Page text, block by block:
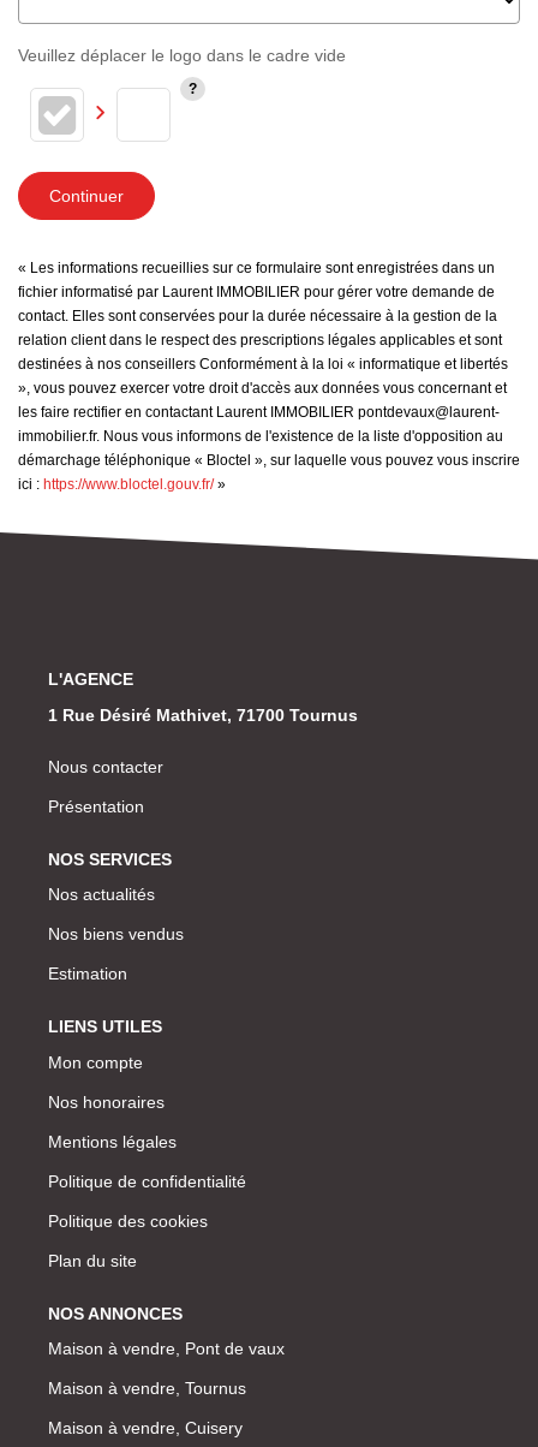
Veuillez déplacer le logo dans le cadre vide
Continuer
« Les informations recueillies sur ce formulaire sont enregistrées dans un
fichier informatisé par Laurent IMMOBILIER pour gérer votre demande de
contact. Elles sont conservées pour la durée nécessaire à la gestion de la
relation client dans le respect des prescriptions légales applicables et sont
destinées à nos conseillers Conformément à la loi « informatique et libertés
», vous pouvez exercer votre droit d'accès aux données vous concernant et
les faire rectifier en contactant Laurent IMMOBILIER pontdevaux@laurent-
immobilier.fr. Nous vous informons de l'existence de la liste d'opposition au
démarchage téléphonique « Bloctel », sur laquelle vous pouvez vous inscrire
ici : https://www.bloctel.gouv.fr/»
L'AGENCE
1 Rue Désiré Mathivet, 71700 Tournus
Nous contacter
Présentation
NOS SERVICES
Nos actualités
Nos biens vendus
Estimation
LIENS UTILES
Mon compte
Nos honoraires
Mentions légales
Politique de confidentialité
Politique des cookies
Plan du site
NOS ANNONCES
Maison à vendre, Pont de vaux
Maison à vendre, Tournus
Maison à vendre, Cuisery